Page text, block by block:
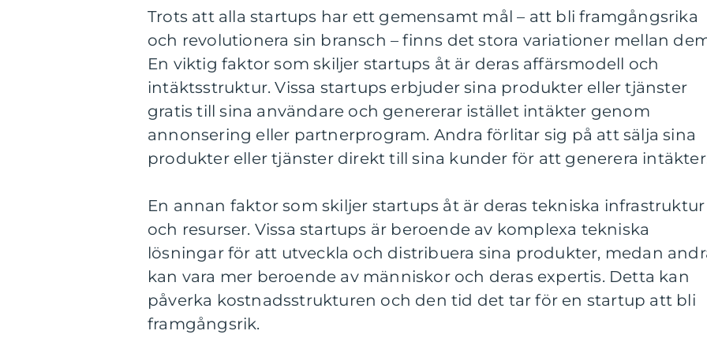
Trots att alla startups har ett gemensamt mål – att bli framgångsrika
och revolutionera sin bransch – finns det stora variationer mellan
En viktig faktor som skiljer startups åt är deras affärsmodell och
intäktsstruktur. Vissa startups erbjuder sina produkter eller tjänster
gratis till sina användare och genererar istället intäkter genom
annonsering eller partnerprogram. Andra förlitar sig på att sälja sina
produkter eller tjänster direkt till sina kunder för att generera
En annan faktor som skiljer startups åt är deras tekniska infrastruktur
och resurser. Vissa startups är beroende av komplexa tekniska
lösningar för att utveckla och distribuera sina produkter, medan
kan vara mer beroende av människor och deras expertis. Detta kan
påverka kostnadsstrukturen och den tid det tar för en startup att bli
framgångsrik.